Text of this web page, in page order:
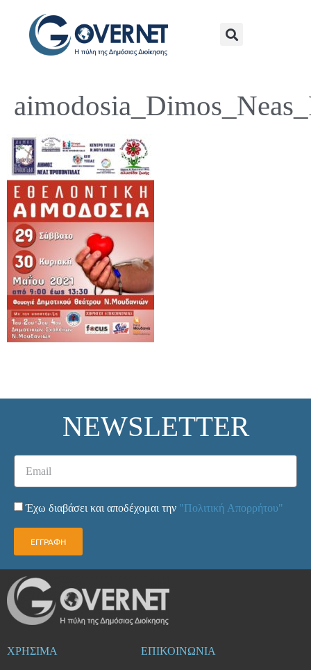
NEWSLETTER
Έχω διαβάσει και αποδέχομαι την "Πολιτική Απορρήτου"
ΕΓΓΡΑΦΗ
ΧΡΗΣΙΜΑ ΕΠΙΚΟΙΝΩΝΙΑ